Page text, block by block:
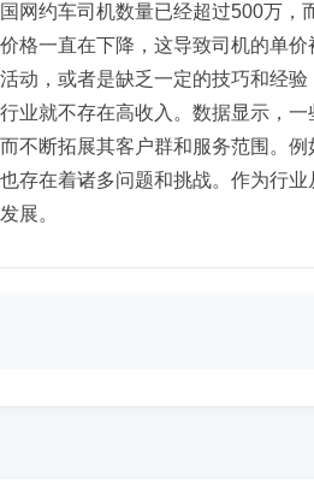
网约车司机数量已经超过500万
格一直在下降，这导致司机的单
动，或者是缺乏一定的技巧和经
业就不存在高收入。数据显示，
不断拓展其客户群和服务范围。
存在着诸多问题和挑战。作为行
展。